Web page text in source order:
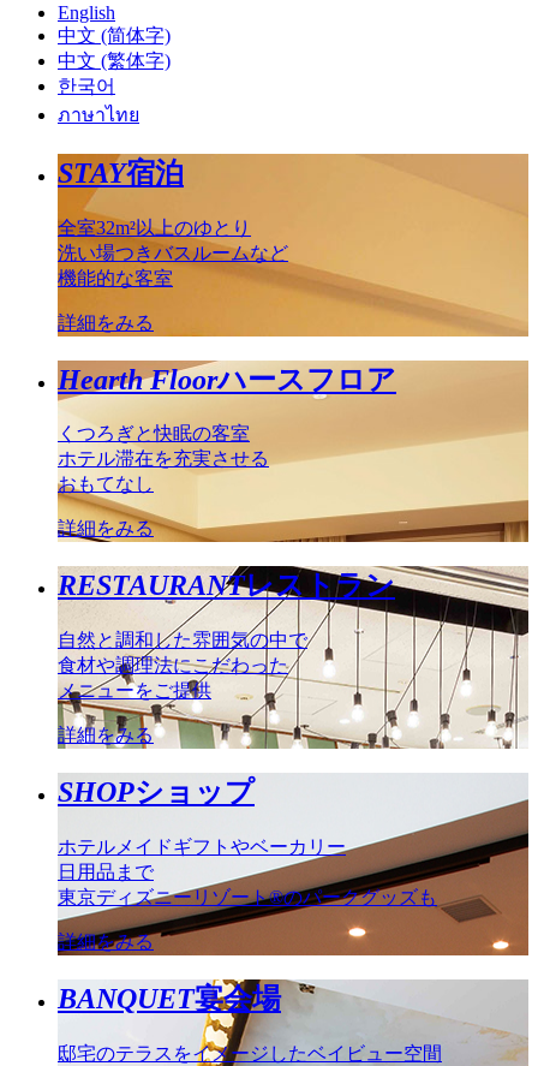
English
中文 (简体字)
中文 (繁体字)
한국어
ภาษาไทย
STAY宿泊
全室32m²以上のゆとり
洗い場つきバスルームなど
機能的な客室
詳細をみる
Hearth Floorハースフロア
くつろぎと快眠の客室
ホテル滞在を充実させる
おもてなし
詳細をみる
RESTAURANTレストラン
自然と調和した雰囲気の中で
食材や調理法にこだわった
メニューをご提供
詳細をみる
SHOPショップ
ホテルメイドギフトやベーカリー
日用品まで
東京ディズニーリゾート®のパークグッズも
詳細をみる
BANQUET宴会場
邸宅のテラスをイメージしたベイビュー空間